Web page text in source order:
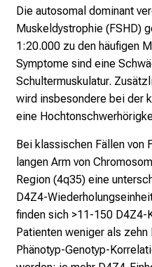
Die autosomal dominant
Muskeldystrophie (FSHD)
1:20.000 zu den häufigen
Symptome sind eine
Schultermuskulatur.
wird insbesondere bei der
eine
Bei klassischen Fällen von
langen Arm von
Region (4q35) eine
D4Z4-
finden sich >11-150 D4Z4-
Patienten weniger als
Phänotyp-Genotyp-